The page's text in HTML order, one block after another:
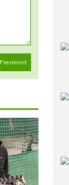
Pievienot